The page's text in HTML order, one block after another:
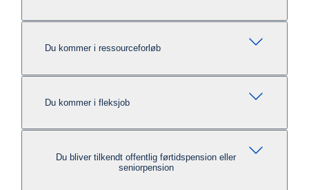
Du kommer i ressourceforløb
Du kommer i fleksjob
Du bliver tilkendt offentlig førtidspension eller
seniorpension